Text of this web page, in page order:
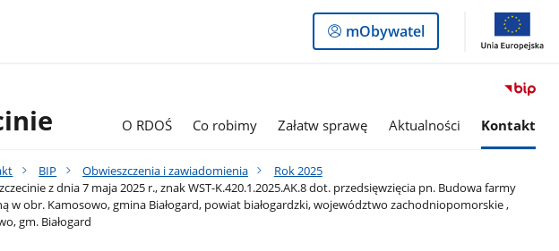
Logowanie
do
mObywatel
O RDOŚ Co robimy Załatw sprawę Aktualności Kontakt
BIP Obwieszczenia i zawiadomienia
Rok 2025
z dnia 7 maja 2025 r., znak WST-K.420.1.2025.AK.8 dot. przedsięwzięcia pn. Budowa farmy
obr. Kamosowo, gmina Białogard, powiat białogardzki, województwo zachodniopomorskie ,
gm. Białogard